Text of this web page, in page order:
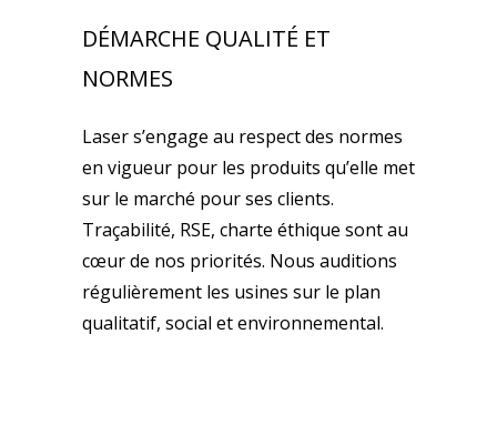
DÉMARCHE QUALITÉ ET
NORMES
Laser s’engage au respect des normes
en vigueur pour les produits qu’elle met
sur le marché pour ses clients.
Traçabilité, RSE, charte éthique sont au
cœur de nos priorités. Nous auditions
régulièrement les usines sur le plan
qualitatif, social et environnemental.